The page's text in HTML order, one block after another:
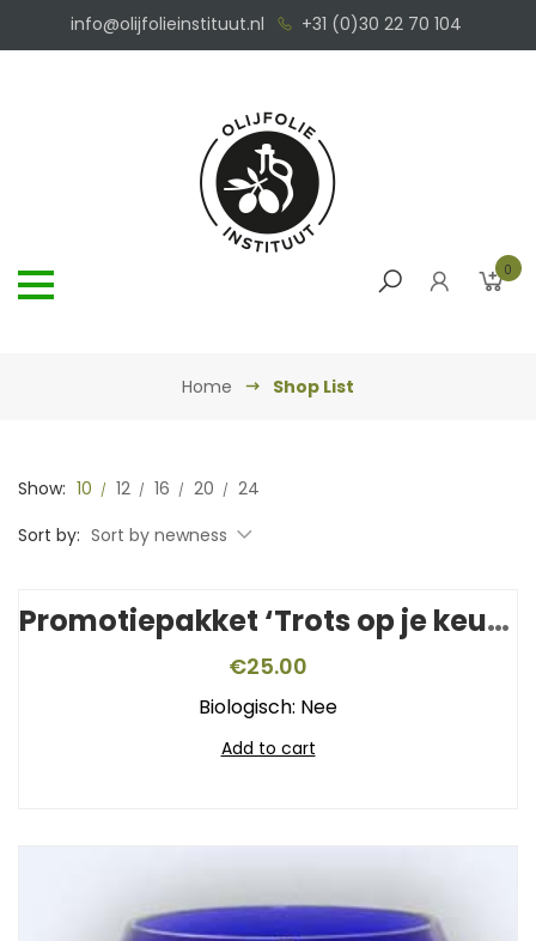
info@olijfolieinstituut.nl +31 (0)30 22 70 104
0
Home Shop List
Show: 10 12 16 20
24
Sort by: Sort by newness
Promotiepakket ‘Trots op je keurmerk’
€25.00
Biologisch: Nee
Add to cart